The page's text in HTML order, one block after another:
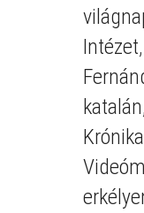
Intézet,
katalán,
Krónika